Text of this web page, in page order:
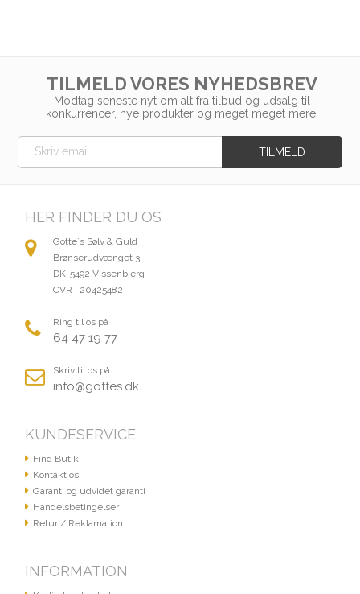
TILMELD VORES NYHEDSBREV
Modtag seneste nyt om alt fra tilbud og udsalg til
konkurrencer, nye produkter og meget meget mere.
HER FINDER DU OS
Gotte´s Sølv & Guld
Brønserudvænget 3
DK-5492 Vissenbjerg
CVR : 20425482
Ring til os på
64 47 19 77
Skriv til os på
info@gottes.dk
KUNDESERVICE
Find Butik
Kontakt os
Garanti og udvidet garanti
Handelsbetingelser
Retur / Reklamation
INFORMATION